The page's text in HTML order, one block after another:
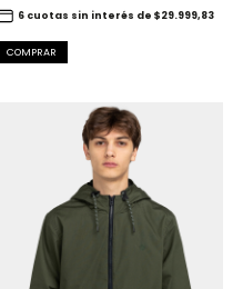
6 cuotas sin interés de $29.999,83
COMPRAR